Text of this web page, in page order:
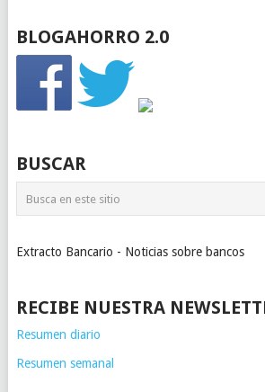
BLOGAHORRO 2.0
BUSCAR
Extracto Bancario - Noticias sobre bancos
RECIBE NUESTRA
Resumen diario
Resumen semanal